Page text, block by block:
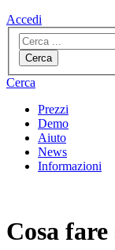
Accedi
Cerca
Cerca
Prezzi
Demo
Aiuto
News
Informazioni
Cosa